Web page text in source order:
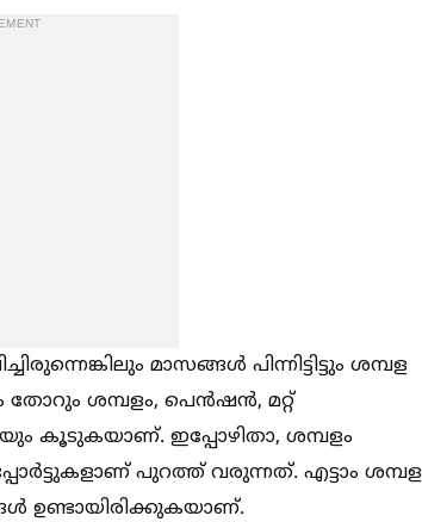
മാസങ്ങള്‍ പിന്നിട്ടിട്ടും ശമ്പള
തോറും ശമ്പളം, പെൻഷൻ, മറ്റ്
കൂടുകയാണ്. ഇപ്പോഴിതാ, ശമ്പളം
പുറത്ത് വരുന്നത്. എട്ടാം ശമ്പള
ഉണ്ടായിരിക്കുകയാണ്.